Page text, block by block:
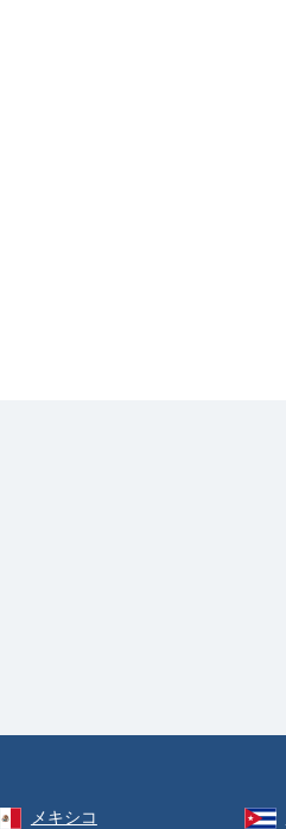
メキシコ